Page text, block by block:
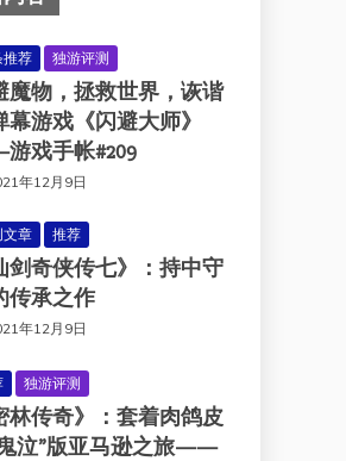
推荐 独游评测
魔物，拯救世界，诙谐
幕游戏《闪避大师》
戏手帐#209
年12月9日
文章 推荐
剑奇侠传七》：持中守
传承之作
年12月9日
独游评测
林传奇》：套着肉鸽皮
泣”版亚马逊之旅——